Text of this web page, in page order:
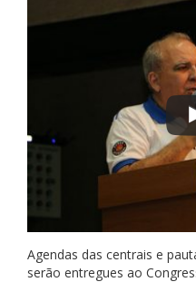
Agendas das centrais e
serão entregues ao